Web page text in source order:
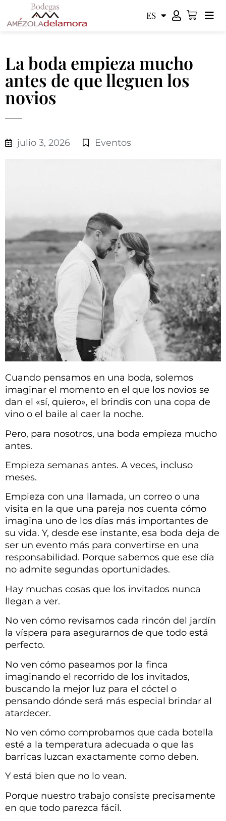
ES
EN
La boda empieza mucho
antes de que lleguen los
novios
julio 3, 2026 Eventos
Cuando pensamos en una boda, solemos
imaginar el momento en el que los novios se
dan el «sí, quiero», el brindis con una copa de
vino o el baile al caer la noche.
Pero, para nosotros, una boda empieza mucho
antes.
Empieza semanas antes. A veces, incluso
meses.
Empieza con una llamada, un correo o una
visita en la que una pareja nos cuenta cómo
imagina uno de los días más importantes de
su vida. Y, desde ese instante, esa boda deja de
ser un evento más para convertirse en una
responsabilidad. Porque sabemos que ese día
no admite segundas oportunidades.
Hay muchas cosas que los invitados nunca
llegan a ver.
No ven cómo revisamos cada rincón del jardín
la víspera para asegurarnos de que todo está
perfecto.
No ven cómo paseamos por la finca
imaginando el recorrido de los invitados,
buscando la mejor luz para el cóctel o
pensando dónde será más especial brindar al
atardecer.
No ven cómo comprobamos que cada botella
esté a la temperatura adecuada o que las
barricas luzcan exactamente como deben.
Y está bien que no lo vean.
Porque nuestro trabajo consiste precisamente
en que todo parezca fácil.